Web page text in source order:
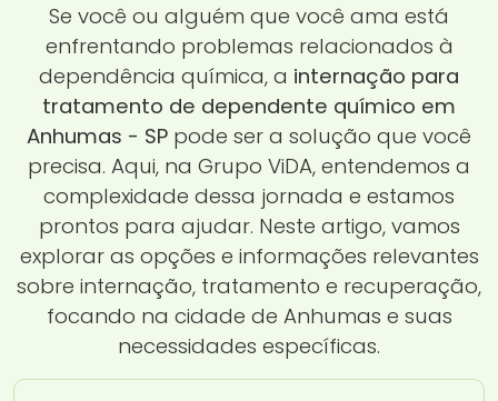
Se você ou alguém que você ama está
enfrentando problemas relacionados à
dependência química, a internação para
tratamento de dependente químico em
Anhumas - SP pode ser a solução que você
precisa. Aqui, na Grupo ViDA, entendemos a
complexidade dessa jornada e estamos
prontos para ajudar. Neste artigo, vamos
explorar as opções e informações relevantes
sobre internação, tratamento e recuperação,
focando na cidade de Anhumas e suas
necessidades específicas.